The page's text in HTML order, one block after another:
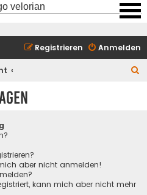
Anmelden
Registrieren
aber nicht anmelden!
kann mich aber nicht mehr